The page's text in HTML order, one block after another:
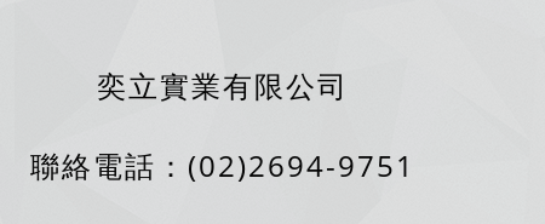
奕立實業有限公司
聯絡電話：(02)2694-9751